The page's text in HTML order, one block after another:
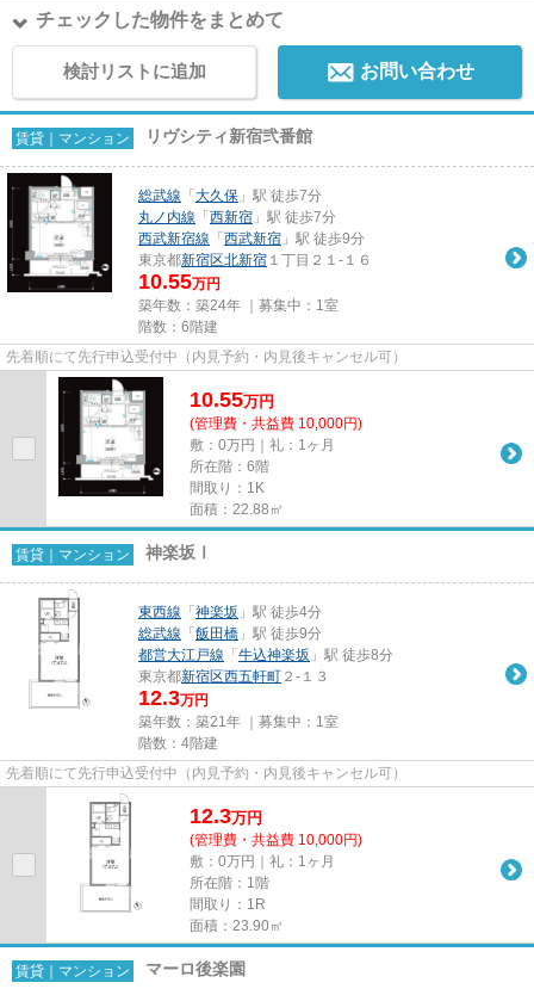
チェックした物件をまとめて
検討リストに追加 お問い合わせ
賃貸｜マンション リヴシティ新宿弐番館
総武線 「 大久保 」駅 徒歩7分
丸ノ内線 「 西新宿 」駅 徒歩7分
西武新宿線 「 西武新宿 」駅 徒歩9分
東京都新宿区北新宿 １丁目２１-１６
10.55万円
築年数：築24年 ｜募集中： 1室
階数：6階建
先着順にて先行申込受付中（内見予約・内見後キャンセル可）
10.55万円
(管理費・共益費 10,000円)
敷：0万円｜礼：1ヶ月
所在階：6階
間取り：1K
面積：22.88㎡
賃貸｜マンション 神楽坂Ⅰ
東西線 「 神楽坂 」駅 徒歩4分
総武線 「 飯田橋 」駅 徒歩9分
都営大江戸線 「 牛込神楽坂 」駅 徒歩8分
東京都新宿区西五軒町 ２-１３
12.3万円
築年数：築21年 ｜募集中： 1室
階数：4階建
先着順にて先行申込受付中（内見予約・内見後キャンセル可）
12.3万円
(管理費・共益費 10,000円)
敷：0万円｜礼：1ヶ月
所在階：1階
間取り：1R
面積：23.90㎡
賃貸｜マンション マーロ後楽園